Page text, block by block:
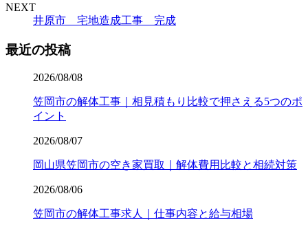
NEXT
井原市 宅地造成工事 完成
最近の投稿
2026/08/08
笠岡市の解体工事｜相見積もり比較で押さえる5つのポ
イント
2026/08/07
岡山県笠岡市の空き家買取｜解体費用比較と相続対策
2026/08/06
笠岡市の解体工事求人｜仕事内容と給与相場